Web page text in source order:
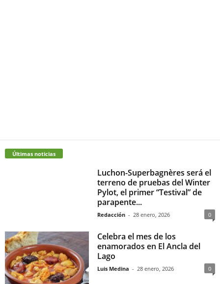
Últimas noticias
Luchon-Superbagnères será el
terreno de pruebas del Winter
Pylot, el primer “Testival” de
parapente...
Redacción - 28 enero, 2026 0
Celebra el mes de los
enamorados en El Ancla del
Lago
Luis Medina - 28 enero, 2026 0